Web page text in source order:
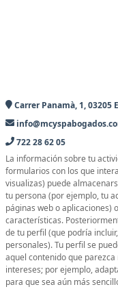
Carrer Panamà, 1, 03205
722 28 62 05
La información sobre tu
formularios con los que
visualizas) puede
tu persona (por ejemplo, tu
páginas web o aplicaciones)
características.
de tu perfil (que podría
personales). Tu perfil se
aquel contenido que
intereses; por ejemplo,
para que sea aún más